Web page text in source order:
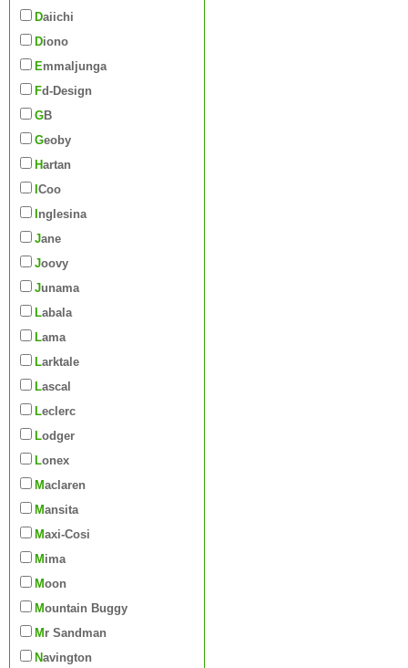
Daiichi
Diono
Emmaljunga
Fd-Design
GB
Geoby
Hartan
iCoo
Inglesina
Jane
Joovy
Junama
Labala
Lama
Larktale
Lascal
Leclerc
Lodger
Lonex
Maclaren
Mansita
Maxi-Cosi
Mima
Moon
Mountain Buggy
Mr Sandman
Navington